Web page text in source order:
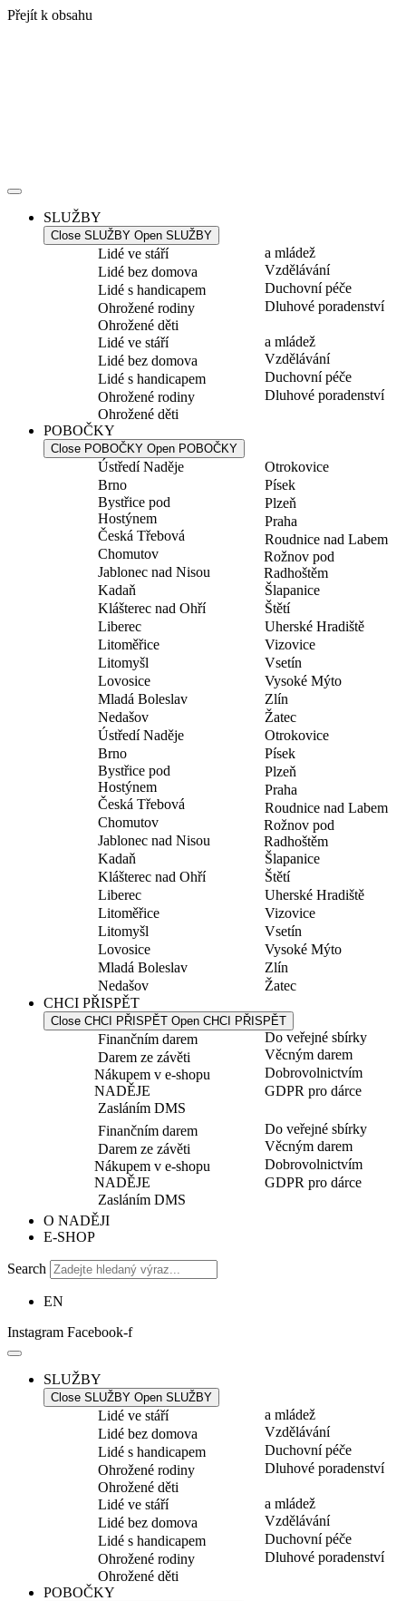
Přejít k obsahu
SLUŽBY
Close SLUŽBY Open SLUŽBY
Lidé ve stáří
Lidé bez domova
Lidé s handicapem
Ohrožené rodiny
Ohrožené děti
a mládež
Vzdělávání
Duchovní péče
Dluhové poradenství
Lidé ve stáří
Lidé bez domova
Lidé s handicapem
Ohrožené rodiny
Ohrožené děti
a mládež
Vzdělávání
Duchovní péče
Dluhové poradenství
POBOČKY
Close POBOČKY Open POBOČKY
Ústředí Naděje
Brno
Bystřice pod
Hostýnem
Česká Třebová
Chomutov
Jablonec nad Nisou
Kadaň
Klášterec nad Ohří
Liberec
Litoměřice
Litomyšl
Lovosice
Mladá Boleslav
Nedašov
Otrokovice
Písek
Plzeň
Praha
Roudnice nad Labem
Rožnov pod
Radhoštěm
Šlapanice
Štětí
Uherské Hradiště
Vizovice
Vsetín
Vysoké Mýto
Zlín
Žatec
Ústředí Naděje
Brno
Bystřice pod
Hostýnem
Česká Třebová
Chomutov
Jablonec nad Nisou
Kadaň
Klášterec nad Ohří
Liberec
Litoměřice
Litomyšl
Lovosice
Mladá Boleslav
Nedašov
Otrokovice
Písek
Plzeň
Praha
Roudnice nad Labem
Rožnov pod
Radhoštěm
Šlapanice
Štětí
Uherské Hradiště
Vizovice
Vsetín
Vysoké Mýto
Zlín
Žatec
CHCI PŘISPĚT
Close CHCI PŘISPĚT Open CHCI PŘISPĚT
Finančním darem
Darem ze závěti
Nákupem v e-shopu
NADĚJE
Zasláním DMS
Do veřejné sbírky
Věcným darem
Dobrovolnictvím
GDPR pro dárce
Finančním darem
Darem ze závěti
Nákupem v e-shopu
NADĚJE
Zasláním DMS
Do veřejné sbírky
Věcným darem
Dobrovolnictvím
GDPR pro dárce
O NADĚJI
E-SHOP
Search
EN
Instagram Facebook-f
SLUŽBY
Close SLUŽBY Open SLUŽBY
Lidé ve stáří
Lidé bez domova
Lidé s handicapem
Ohrožené rodiny
Ohrožené děti
a mládež
Vzdělávání
Duchovní péče
Dluhové poradenství
Lidé ve stáří
Lidé bez domova
Lidé s handicapem
Ohrožené rodiny
Ohrožené děti
a mládež
Vzdělávání
Duchovní péče
Dluhové poradenství
POBOČKY